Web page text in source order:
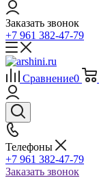
Заказать звонок
+7 961 382-47-79
Сравнение0
Телефоны
+7 961 382-47-79
Заказать звонок